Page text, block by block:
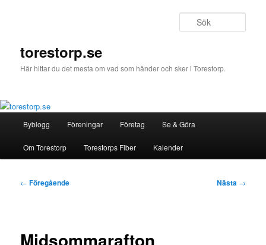
torestorp.se
Här hittar du det mesta om vad som händer och sker i Torestorp.
Byblogg Föreningar Företag Se & Göra
Om Torestorp Torestorps Fiber Kalender
Inläggsnavigering
← Föregående Nästa →